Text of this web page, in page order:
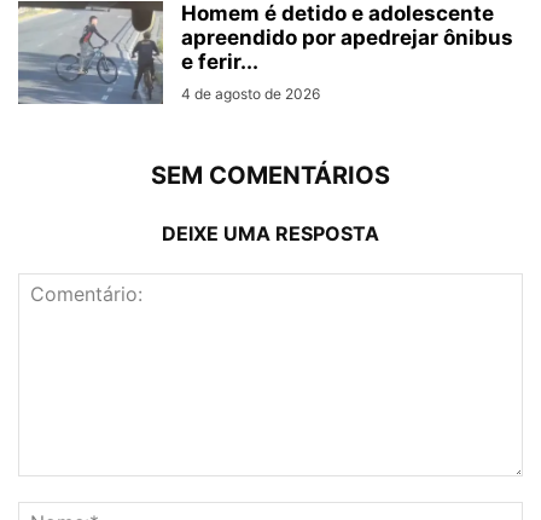
Homem é detido e adolescente
apreendido por apedrejar ônibus
e ferir...
4 de agosto de 2026
SEM COMENTÁRIOS
DEIXE UMA RESPOSTA